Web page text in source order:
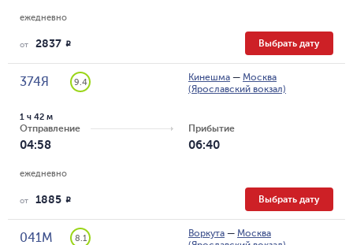
ежедневно
от 2837 R Выбрать дату
374Я 9.4 Кинешма — Москва
(Ярославский вокзал)
Отправление
04:58
1 ч 42 м
Прибытие
06:40
ежедневно
от 1885 R Выбрать дату
041М
8.1
Воркута — Москва